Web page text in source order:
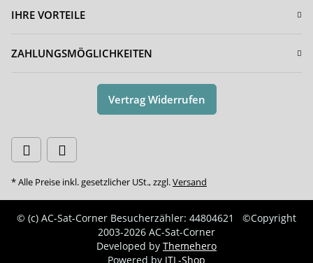
IHRE VORTEILE
ZAHLUNGSMÖGLICHKEITEN
Vertrag Widerrufen
* Alle Preise inkl. gesetzlicher USt., zzgl.Versand
© (c) AC-Sat-Corner Besucherzähler: 44804621
©Copyright
2003-2026 AC-Sat-Corner
Developed by Themehero
Powered by JTL-Shop